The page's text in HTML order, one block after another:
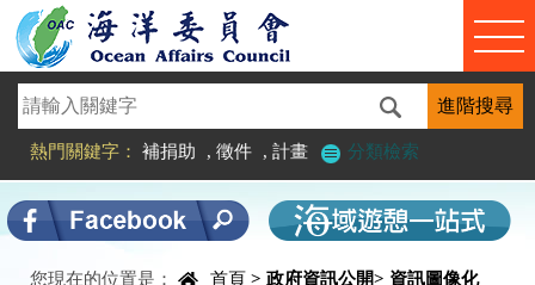
進入內容區塊
熱門關鍵字： 補捐助 , 徵件 , 計畫 分類檢索
您現在的位置是： 首頁 > 政府資訊公開> 資訊圖像化